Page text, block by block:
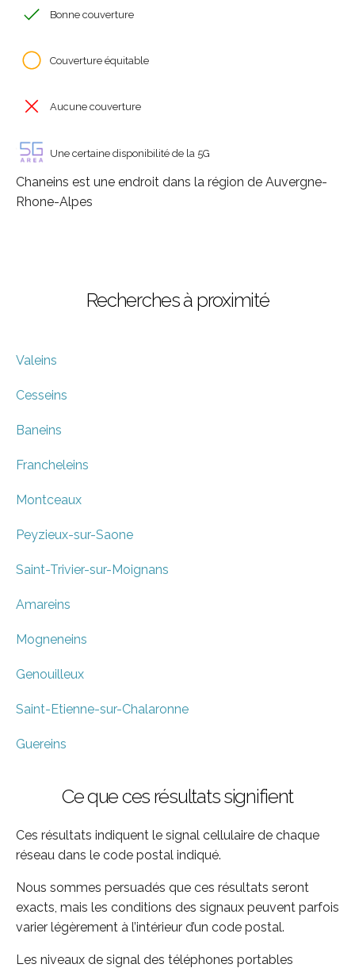
Bonne couverture
Couverture équitable
Aucune couverture
Une certaine disponibilité de la 5G
Chaneins est une endroit dans la région de Auvergne-
Rhone-Alpes
Recherches à proximité
Valeins
Cesseins
Baneins
Francheleins
Montceaux
Peyzieux-sur-Saone
Saint-Trivier-sur-Moignans
Amareins
Mogneneins
Genouilleux
Saint-Etienne-sur-Chalaronne
Guereins
Ce que ces résultats signifient
Ces résultats indiquent le signal cellulaire de chaque
réseau dans le code postal indiqué.
Nous sommes persuadés que ces résultats seront
exacts, mais les conditions des signaux peuvent parfois
varier légèrement à l’intérieur d’un code postal.
Les niveaux de signal des téléphones portables